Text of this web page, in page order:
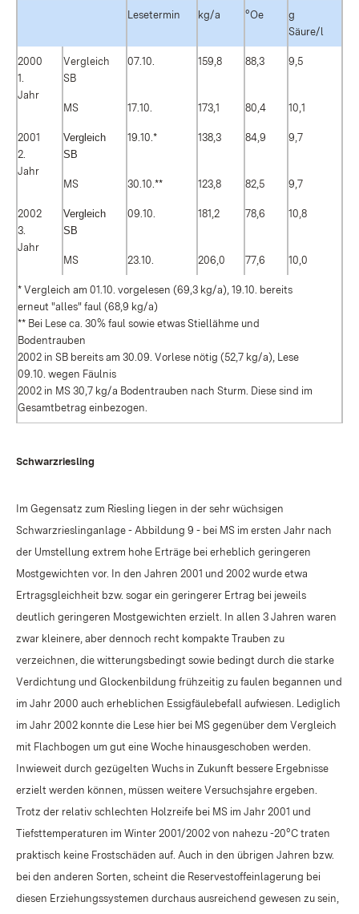
Lesetermin kg/a °Oe
g
Säure/l
2000
1.
Jahr
Vergleich
SB
07.10. 159,8 88,3 9,5
MS 17.10. 173,1 80,4 10,1
2001
2.
Jahr
Vergleich
SB
19.10.* 138,3 84,9 9,7
MS 30.10.** 123,8 82,5 9,7
2002
3.
Jahr
Vergleich
SB
09.10. 181,2 78,6 10,8
MS 23.10. 206,0 77,6 10,0
* Vergleich am 01.10. vorgelesen (69,3 kg/a), 19.10. bereits
erneut "alles" faul (68,9 kg/a)
** Bei Lese ca. 30% faul sowie etwas Stiellähme und
Bodentrauben
2002 in SB bereits am 30.09. Vorlese nötig (52,7 kg/a), Lese
09.10. wegen Fäulnis
2002 in MS 30,7 kg/a Bodentrauben nach Sturm. Diese sind im
Gesamtbetrag einbezogen.
Schwarzriesling
Im Gegensatz zum Riesling liegen in der sehr wüchsigen
Schwarzrieslinganlage - Abbildung 9 - bei MS im ersten Jahr nach
der Umstellung extrem hohe Erträge bei erheblich geringeren
Mostgewichten vor. In den Jahren 2001 und 2002 wurde etwa
Ertragsgleichheit bzw. sogar ein geringerer Ertrag bei jeweils
deutlich geringeren Mostgewichten erzielt. In allen 3 Jahren waren
zwar kleinere, aber dennoch recht kompakte Trauben zu
verzeichnen, die witterungsbedingt sowie bedingt durch die starke
Verdichtung und Glockenbildung frühzeitig zu faulen begannen und
im Jahr 2000 auch erheblichen Essigfäulebefall aufwiesen. Lediglich
im Jahr 2002 konnte die Lese hier bei MS gegenüber dem Vergleich
mit Flachbogen um gut eine Woche hinausgeschoben werden.
Inwieweit durch gezügelten Wuchs in Zukunft bessere Ergebnisse
erzielt werden können, müssen weitere Versuchsjahre ergeben.
Trotz der relativ schlechten Holzreife bei MS im Jahr 2001 und
Tiefsttemperaturen im Winter 2001/2002 von nahezu -20°C traten
praktisch keine Frostschäden auf. Auch in den übrigen Jahren bzw.
bei den anderen Sorten, scheint die Reservestoffeinlagerung bei
diesen Erziehungssystemen durchaus ausreichend gewesen zu sein,